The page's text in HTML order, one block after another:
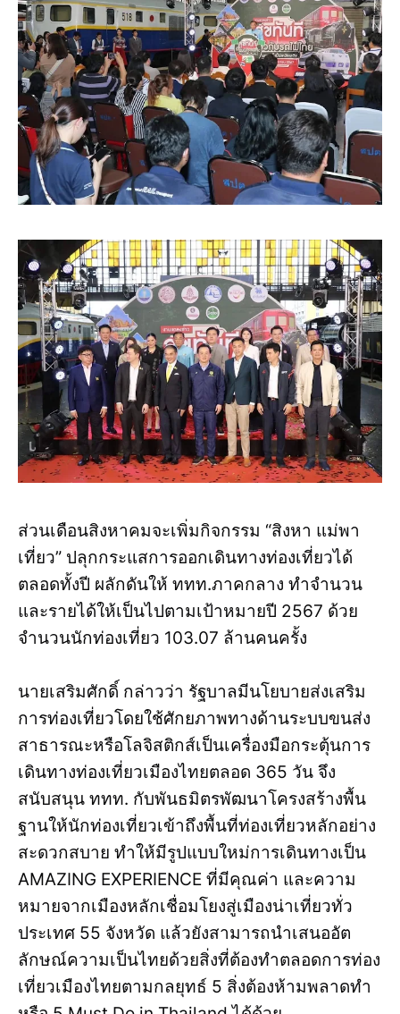
ส่วนเดือนสิงหาคมจะเพิ่มกิจกรรม “สิงหา แม่พา
เที่ยว” ปลุกกระแสการออกเดินทางท่องเที่ยวได้
ตลอดทั้งปี ผลักดันให้ ททท.ภาคกลาง ทำจำนวน
และรายได้ให้เป็นไปตามเป้าหมายปี 2567 ด้วย
จำนวนนักท่องเที่ยว 103.07 ล้านคนครั้ง
นายเสริมศักดิ์ กล่าวว่า รัฐบาลมีนโยบายส่งเสริม
การท่องเที่ยวโดยใช้ศักยภาพทางด้านระบบขนส่ง
สาธารณะหรือโลจิสติกส์เป็นเครื่องมือกระตุ้นการ
เดินทางท่องเที่ยวเมืองไทยตลอด 365 วัน จึง
สนับสนุน ททท. กับพันธมิตรพัฒนาโครงสร้างพื้น
ฐานให้นักท่องเที่ยวเข้าถึงพื้นที่ท่องเที่ยวหลักอย่าง
สะดวกสบาย ทำให้มีรูปแบบใหม่การเดินทางเป็น
AMAZING EXPERIENCE ที่มีคุณค่า และความ
หมายจากเมืองหลักเชื่อมโยงสู่เมืองน่าเที่ยวทั่ว
ประเทศ 55 จังหวัด แล้วยังสามารถนำเสนออัต
ลักษณ์ความเป็นไทยด้วยสิ่งที่ต้องทำตลอดการท่อง
เที่ยวเมืองไทยตามกลยุทธ์ 5 สิ่งต้องห้ามพลาดทำ